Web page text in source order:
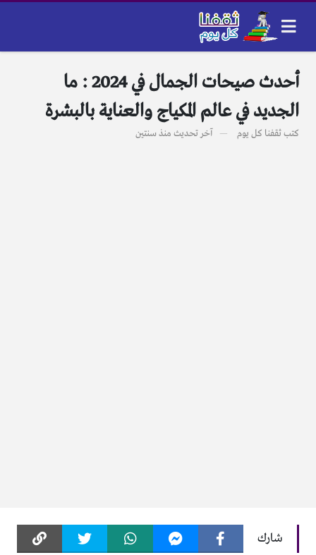
أحدث صيحات الجمال في 2024 : ما
الجديد في عالم المكياج والعناية بالبشرة
كتبثقفنا كل يوم آخر تحديث منذ سنتين
شارك